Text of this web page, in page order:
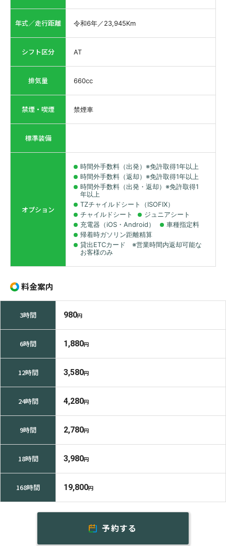
年式／走行距離 令和6年／23,945Km
シフト区分 AT
排気量 660cc
禁煙・喫煙 禁煙車
標準装備
オプション
時間外手数料（出発）※免許取得1年以上
時間外手数料（返却）※免許取得1年以上
時間外手数料（出発・返却）※免許取得1
年以上
TZチャイルドシート（ISOFIX）
チャイルドシート
ジュニアシート
充電器（iOS・Android）
車種指定料
帰着時ガソリン距離精算
貸出ETCカード ※営業時間内返却可能な
お客様のみ
料金案内
3時間 980円
6時間 1,880円
12時間 3,580円
24時間 4,280円
9時間 2,780円
18時間 3,980円
168時間 19,800円
予約する